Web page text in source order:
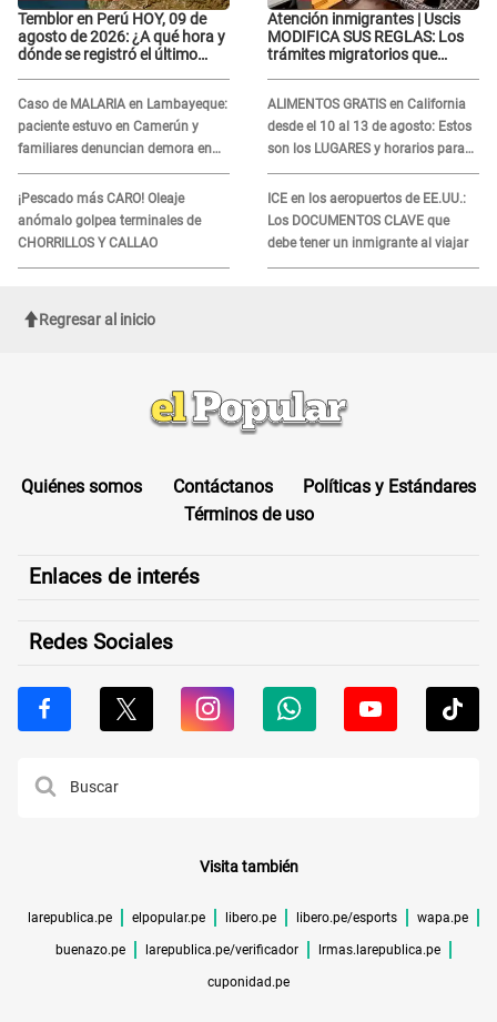
Temblor en Perú HOY, 09 de
agosto de 2026: ¿A qué hora y
dónde se registró el último
Caso de MALARIA en Lambayeque:
paciente estuvo en Camerún y
familiares denuncian demora en
tratamiento
¡Pescado más CARO! Oleaje
anómalo golpea terminales de
CHORRILLOS Y CALLAO
Atención inmigrantes | Uscis
MODIFICA SUS REGLAS: Los
trámites migratorios que
ALIMENTOS GRATIS en California
desde el 10 al 13 de agosto: Estos
son los LUGARES y horarios para
recibir la ayuda
ICE en los aeropuertos de EE.UU.:
Los DOCUMENTOS CLAVE que
debe tener un inmigrante al viajar
Regresar al inicio
Quiénes somos Contáctanos
Políticas y Estándares
Términos de uso
Enlaces de interés
Redes Sociales
Visita también
larepublica.pe elpopular.pe libero.pe libero.pe/esports wapa.pe
buenazo.pe larepublica.pe/verificador lrmas.larepublica.pe
cuponidad.pe